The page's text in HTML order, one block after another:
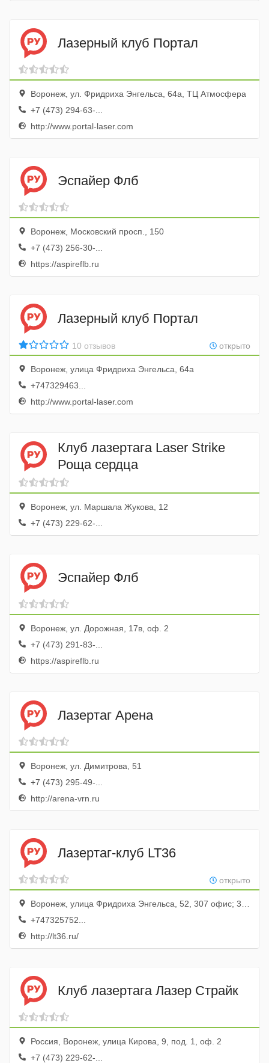
Лазерный клуб Портал
Воронеж, ул. Фридриха Энгельса, 64а, ТЦ Атмосфера
+7 (473) 294-63-...
http://www.portal-laser.com
Эспайер Флб
Воронеж, Московский просп., 150
+7 (473) 256-30-...
https://aspireflb.ru
Лазерный клуб Портал
открыто
10 отзывов
Воронеж, улица Фридриха Энгельса, 64а
+747329463...
http://www.portal-laser.com
Клуб лазертага Laser Strike
Роща сердца
Воронеж, ул. Маршала Жукова, 12
+7 (473) 229-62-...
Эспайер Флб
Воронеж, ул. Дорожная, 17в, оф. 2
+7 (473) 291-83-...
https://aspireflb.ru
Лазертаг Aрена
Воронеж, ул. Димитрова, 51
+7 (473) 295-49-...
http://arena-vrn.ru
Лазертаг-клуб LT36
открыто
Воронеж, улица Фридриха Энгельса, 52, 307 офис; 3 этаж
+747325752...
http://lt36.ru/
Клуб лазертага Лазер Страйк
Россия, Воронеж, улица Кирова, 9, под. 1, оф. 2
+7 (473) 229-62-...